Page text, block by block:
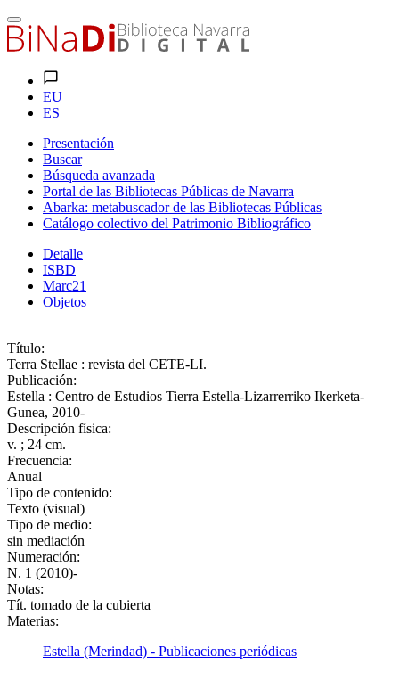
EU
ES
Presentación
Buscar
Búsqueda avanzada
Portal de las Bibliotecas Públicas de Navarra
Abarka: metabuscador de las Bibliotecas Públicas
Catálogo colectivo del Patrimonio Bibliográfico
Detalle
ISBD
Marc21
Objetos
Título:
Terra Stellae : revista del CETE-LI.
Publicación:
Estella : Centro de Estudios Tierra Estella-Lizarrerriko Ikerketa-
Gunea, 2010-
Descripción física:
v. ; 24 cm.
Frecuencia:
Anual
Tipo de contenido:
Texto (visual)
Tipo de medio:
sin mediación
Numeración:
N. 1 (2010)-
Notas:
Tít. tomado de la cubierta
Materias:
Estella (Merindad) - Publicaciones periódicas